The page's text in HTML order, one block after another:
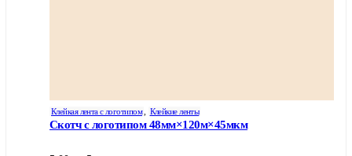
Клейкая лента с логотипом, Клейкие ленты
Скотч с логотипом 48мм×120м×45мкм